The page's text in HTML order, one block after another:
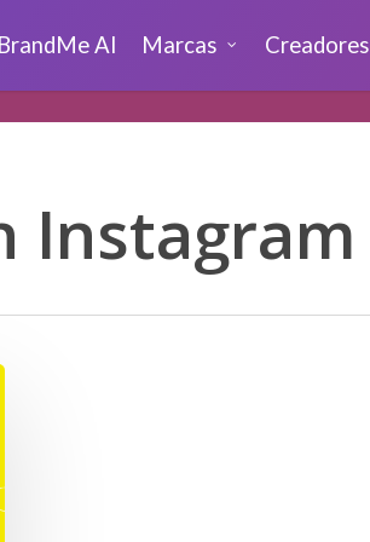
BrandMe AI Marcas Creadores
Instagram